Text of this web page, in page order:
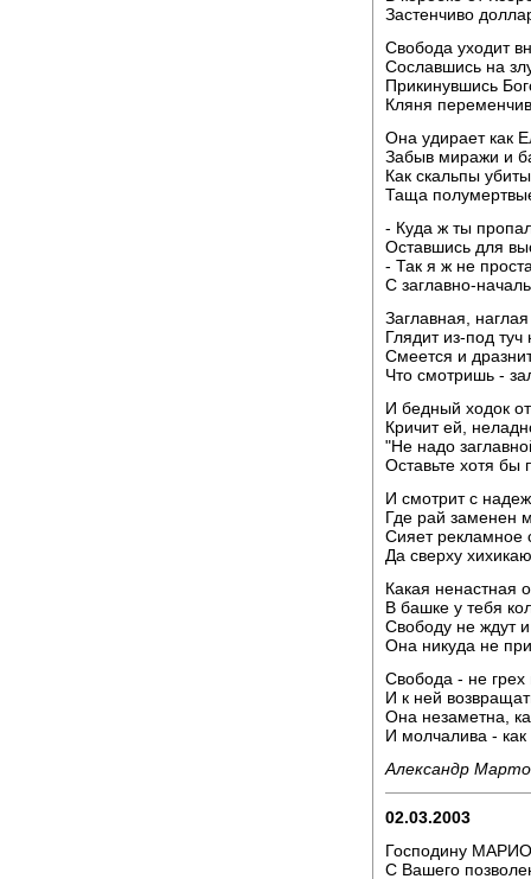
Застенчиво
Свобода уходит
Сославшись на
Прикинувшись
Кляня
Она удирает как
Забыв миражи и
Как скальпы
Таща
- Куда ж ты
Оставшись для
- Так я ж не
С заглавно-
Заглавная,
Глядит из-под
Смеется и
Что смотришь -
И бедный ходок
Кричит ей,
"Не надо
Оставьте хотя бы
И смотрит с
Где рай заменен
Сияет рекламное
Да сверху
Какая ненастная
В башке у тебя
Свободу не ждут
Она никуда не
Свобода - не грех
И к ней
Она незаметна,
И молчалива - как
Александр
02.03.2003
Господину
С Вашего